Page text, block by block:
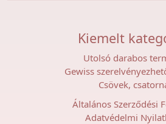
Kiemelt
Utolsó darabos
Gewiss
Csövek,
Általános Szerződési
Adatvédelmi